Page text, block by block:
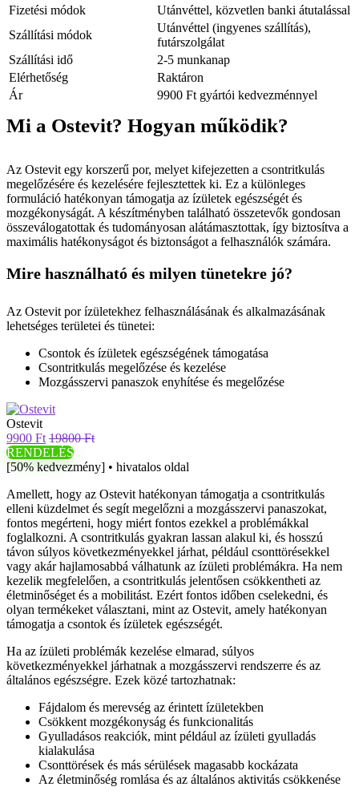
Fizetési módok
Utánvéttel, közvetlen banki átutalással
Szállítási módok
Utánvéttel (ingyenes szállítás),
futárszolgálat
Szállítási idő
2-5 munkanap
Elérhetőség
Raktáron
Ár
9900 Ft gyártói kedvezménnyel
Mi a Ostevit? Hogyan működik?
Az Ostevit egy korszerű por, melyet kifejezetten a csontritkulás
megelőzésére és kezelésére fejlesztettek ki. Ez a különleges
formuláció hatékonyan támogatja az ízületek egészségét és
mozgékonyságát. A készítményben található összetevők gondosan
összeválogatottak és tudományosan alátámasztottak, így biztosítva a
maximális hatékonyságot és biztonságot a felhasználók számára.
Mire használható és milyen tünetekre jó?
Az Ostevit por ízületekhez felhasználásának és alkalmazásának
lehetséges területei és tünetei:
Csontok és ízületek egészségének támogatása
Csontritkulás megelőzése és kezelése
Mozgásszervi panaszok enyhítése és megelőzése
Ostevit
9900 Ft 19800 Ft
RENDELÉS
[50% kedvezmény] • hivatalos oldal
Amellett, hogy az Ostevit hatékonyan támogatja a csontritkulás
elleni küzdelmet és segít megelőzni a mozgásszervi panaszokat,
fontos megérteni, hogy miért fontos ezekkel a problémákkal
foglalkozni. A csontritkulás gyakran lassan alakul ki, és hosszú
távon súlyos következményekkel járhat, például csonttörésekkel
vagy akár hajlamosabbá válhatunk az ízületi problémákra. Ha nem
kezelik megfelelően, a csontritkulás jelentősen csökkentheti az
életminőséget és a mobilitást. Ezért fontos időben cselekedni, és
olyan termékeket választani, mint az Ostevit, amely hatékonyan
támogatja a csontok és ízületek egészségét.
Ha az ízületi problémák kezelése elmarad, súlyos
következményekkel járhatnak a mozgásszervi rendszerre és az
általános egészségre. Ezek közé tartozhatnak:
Fájdalom és merevség az érintett ízületekben
Csökkent mozgékonyság és funkcionalitás
Gyulladásos reakciók, mint például az ízületi gyulladás
kialakulása
Csonttörések és más sérülések magasabb kockázata
Az életminőség romlása és az általános aktivitás csökkenése